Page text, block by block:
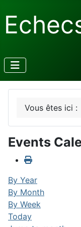
Vous êtes ici :
Events
By Year
By Month
By Week
Today